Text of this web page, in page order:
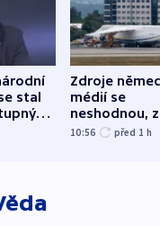
stal
Zdroje
médií se
neshodnou,
letadle
10:56 před 1 h